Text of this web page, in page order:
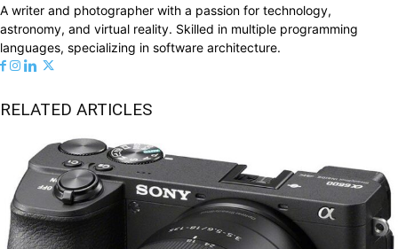
A writer and photographer with a passion for technology,
astronomy, and virtual reality. Skilled in multiple programming
languages, specializing in software architecture.
RELATED ARTICLES